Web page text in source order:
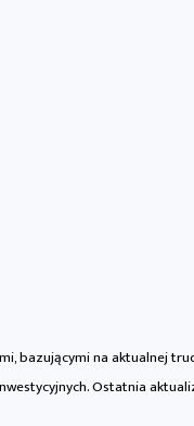
bazującymi na aktualnej
Ostatnia